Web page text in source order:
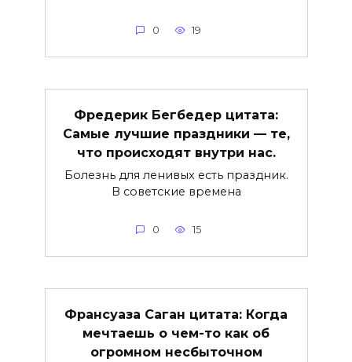
0 19
Фредерик Бегбедер цитата:
Самые лучшие праздники — те,
что происходят внутри нас.
Болезнь для ленивых есть праздник.
В советские времена
0 15
Франсуаза Саган цитата: Когда
мечтаешь о чем-то как об
огромном несбыточном